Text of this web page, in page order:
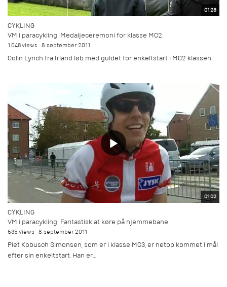
01:28
CYKLING
VM i paracykling: Medaljeceremoni for klasse MC2.
1.048 views 8. september 2011
Colin Lynch fra Irland løb med guldet for enkeltstart i MC2 klassen.
01:02
CYKLING
VM i paracykling: Fantastisk at køre på hjemmebane
535 views 8. september 2011
Piet Kobusch Simonsen, som er i klasse MC3, er netop kommet i mål
efter sin enkeltstart. Han er...